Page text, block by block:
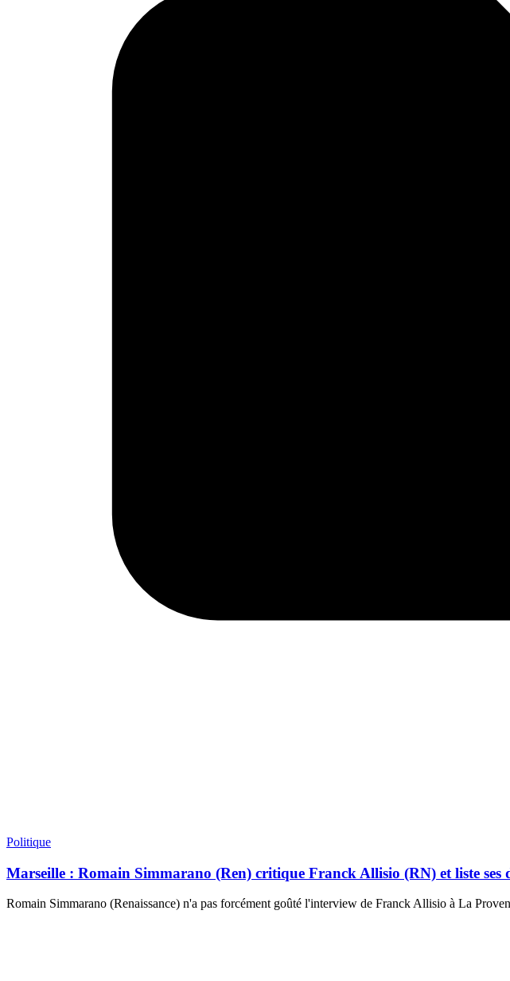
Politique
Marseille : Romain Simmarano (Ren) critique Franck Allisio (RN) et liste ses
Romain Simmarano (Renaissance) n'a pas forcément goûté l'interview de Franck Allisio à La